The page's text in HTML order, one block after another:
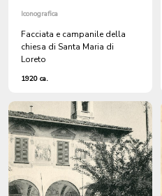
Iconografica
Facciata e campanile della
chiesa di Santa Maria di
Loreto
1920 ca.